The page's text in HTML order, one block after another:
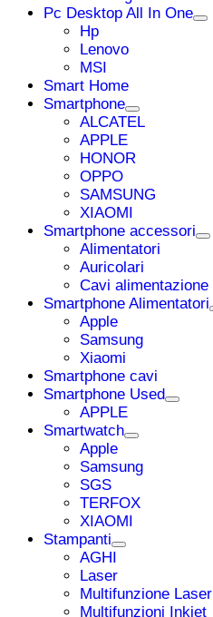
Pc Desktop All In One
Hp
Lenovo
MSI
Smart Home
Smartphone
ALCATEL
APPLE
HONOR
OPPO
SAMSUNG
XIAOMI
Smartphone accessori
Alimentatori
Auricolari
Cavi alimentazione
Smartphone Alimentatori
Apple
Samsung
Xiaomi
Smartphone cavi
Smartphone Used
APPLE
Smartwatch
Apple
Samsung
SGS
TERFOX
XIAOMI
Stampanti
AGHI
Laser
Multifunzione Laser
Multifunzioni Inkjet